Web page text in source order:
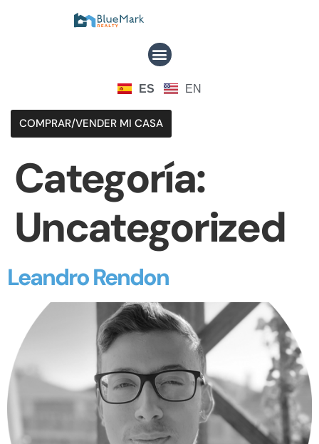
ES EN
COMPRAR/VENDER MI CASA
Categoría:
Uncategorized
Leandro Rendon